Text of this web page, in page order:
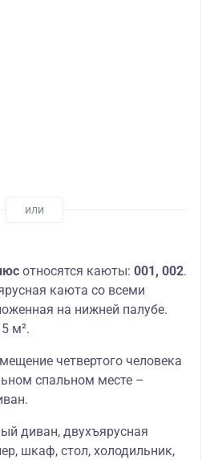
относятся каюты: 001, 002.
каюта со всеми
на нижней палубе.
м².
четвертого человека
спальном месте –
диван, двухъярусная
шкаф, стол, холодильник,